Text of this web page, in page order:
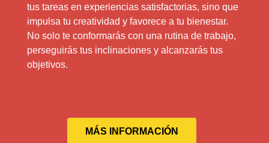
tus tareas en experiencias satisfactorias, sino que
impulsa tu creatividad y favorece a tu bienestar.
No solo te conformarás con una rutina de trabajo,
perseguirás tus inclinaciones y alcanzarás tus
objetivos.
MÁS INFORMACIÓN